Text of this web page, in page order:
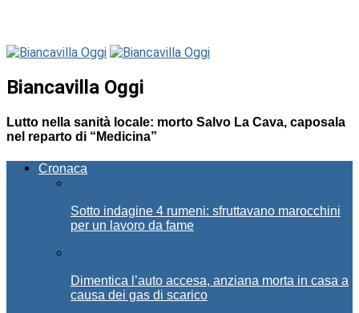
Biancavilla Oggi
Lutto nella sanità locale: morto Salvo La Cava, caposala
nel reparto di “Medicina”
Cronaca
Sotto indagine 4 rumeni: sfruttavano marocchini
per un lavoro da fame
Dimentica l’auto accesa, anziana morta in casa a
causa dei gas di scarico